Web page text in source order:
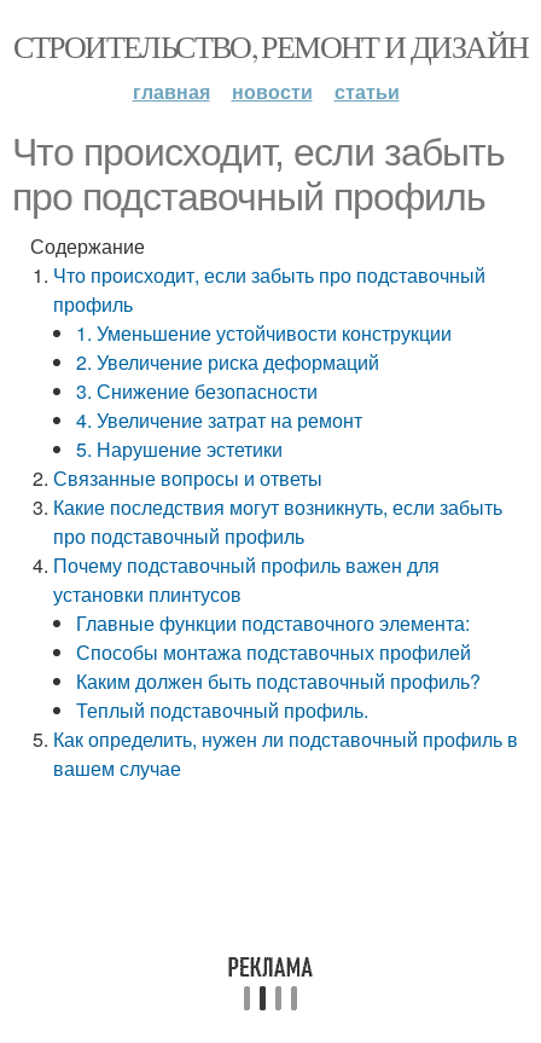
СТРОИТЕЛЬСТВО, РЕМОНТ И ДИЗАЙН
главная новости статьи
Что происходит, если забыть
про подставочный профиль
Содержание
Что происходит, если забыть про подставочный
профиль
1. Уменьшение устойчивости конструкции
2. Увеличение риска деформаций
3. Снижение безопасности
4. Увеличение затрат на ремонт
5. Нарушение эстетики
Связанные вопросы и ответы
Какие последствия могут возникнуть, если забыть
про подставочный профиль
Почему подставочный профиль важен для
установки плинтусов
Главные функции подставочного элемента:
Способы монтажа подставочных профилей
Каким должен быть подставочный профиль?
Теплый подставочный профиль.
Как определить, нужен ли подставочный профиль в
вашем случае